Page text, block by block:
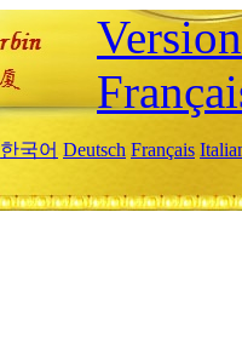
한국어 Deutsch Français